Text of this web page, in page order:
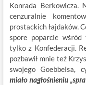
Konrada
cenzuralnie
prostackich łajdaków.
spore poparcie
tylko z Konfederacji.
pozbawił mnie też
swojego Goebbelsa,
miało nagłośnieniu